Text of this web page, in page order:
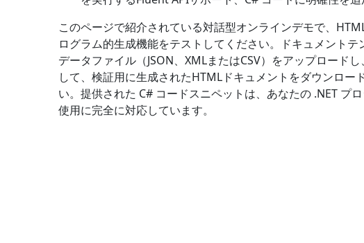
このページで紹介されている対話型オンラインデモで、
ログラム的生成機能をテストしてください。ドキュメントテ
データファイル（JSON、XMLまたはCSV）をアップロード
して、検証用に生成されたHTMLドキュメントをダウンロー
い。提供された C# コードスニペットは、あなたの .NET プ
使用に完全に対応しています。